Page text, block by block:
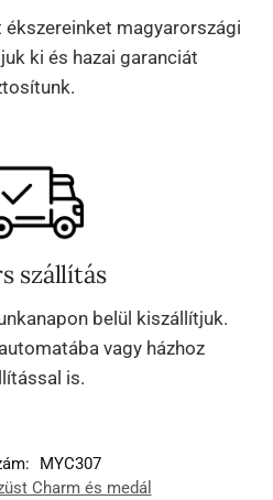
magyarországi
ki és hazai garanciát
szállítás
belül kiszállítjuk.
vagy házhoz
is.
MYC307
Charm és medál